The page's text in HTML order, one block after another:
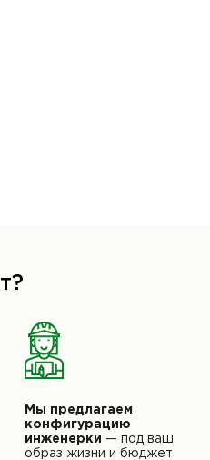
Мы предлагаем
конфигурацию
инженерки — под ваш
образ жизни и бюджет